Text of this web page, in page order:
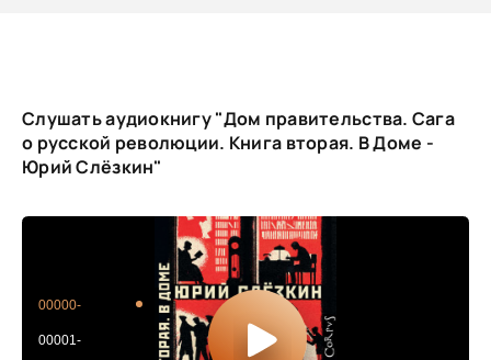
Слушать аудиокнигу "Дом правительства. Сага
о русской революции. Книга вторая. В Доме -
Юрий Слёзкин"
00000-
00001-